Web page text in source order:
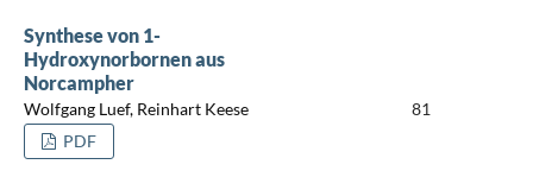
Synthese von 1-
Hydroxynorbornen aus
Norcampher
Wolfgang Luef, Reinhart Keese
81
PDF